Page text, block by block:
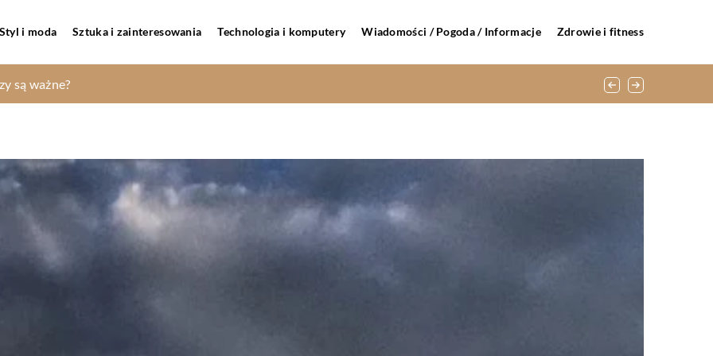
Styl i moda Sztuka i zainteresowania Technologia i komputery Wiadomości / Pogoda / Informacje Zdrowie i fitness
badania ultradźwiękowe?
są ważne?
restauracja?
idealny powóz konny?